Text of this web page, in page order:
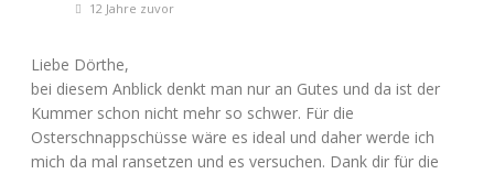
12 Jahre zuvor
Liebe Dörthe,
bei diesem Anblick denkt man nur an Gutes und da ist der
Kummer schon nicht mehr so schwer. Für die
Osterschnappschüsse wäre es ideal und daher werde ich
mich da mal ransetzen und es versuchen. Dank dir für die